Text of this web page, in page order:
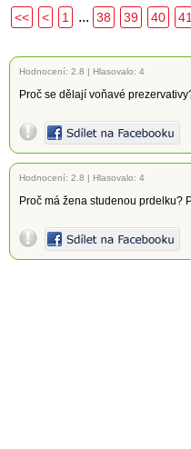
<< < 1 ... 38 39 40 41
Hodnocení: 2.8 | Hlasovalo: 4
Proč se dělají voňavé
Hodnocení: 2.8 | Hlasovalo: 4
Proč má žena studenou prdelku?